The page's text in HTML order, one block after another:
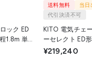
ク ED
1.8m 単相
【選べる
送料無料
当日
代引決済不可
KITO 電気チェ
ーセレクト ED
揚程1.8m 単相
¥219,240